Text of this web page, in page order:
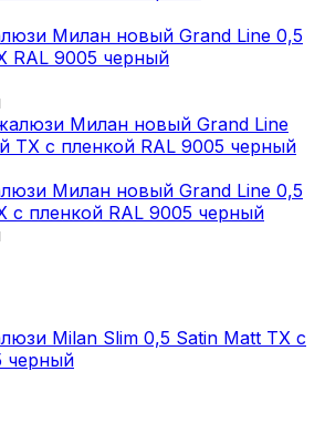
Милан новый Grand Line 0,5
RAL 9005 черный
Милан новый Grand Line 0,5
с пленкой RAL 9005 черный
Milan Slim 0,5 Satin Matt TX с
черный